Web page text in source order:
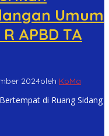
Umum
APBD TA
2024oleh KoMa
di Ruang Sidang